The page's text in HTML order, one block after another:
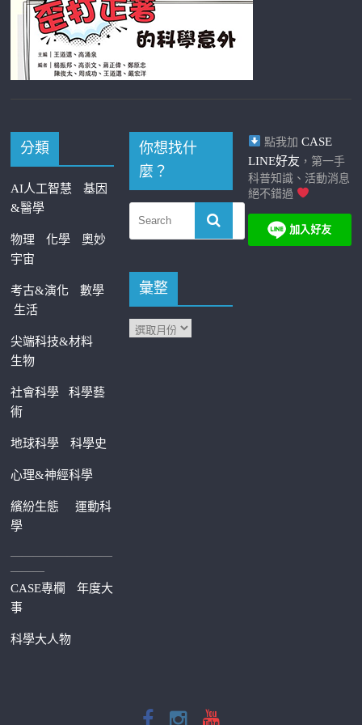
分類
AI人工智慧
基因
&醫學
物理 化學
奧妙
宇宙
考古&演化
數學
生活
尖端科技&材料
生物
社會科學科學藝
術
地球科學 科學史
心理&神經科學
繽紛生態運動科
學
—————————
———
CASE專欄
年度大
事
科學大人物
你想找什
麼？
彙整
點我加 CASE
LINE好友 ，第一手
科普知識、活動消息
絕不錯過